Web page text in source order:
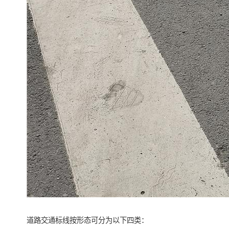
道路交通标线按形态可分为以下四类：